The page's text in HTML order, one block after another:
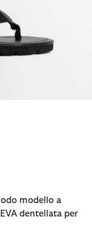
modello a
dentellata per